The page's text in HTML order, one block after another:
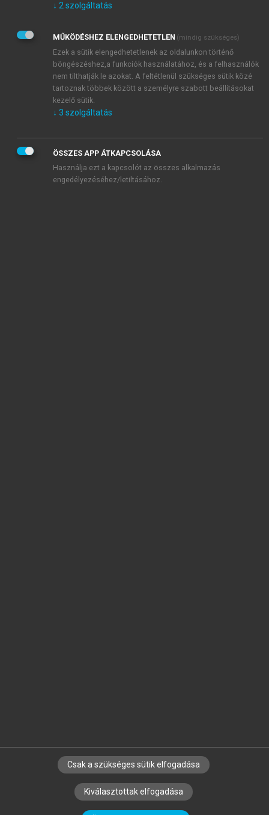
Kérek értesítést az Akadémiai Kiadó Zrt. újdonságairól,
Adatkezelési tájékoztatóbanfoglaltakat tudomásul
veszem és elfogadom.
Általános vásárlási feltételeket, valamint a szotar.netés a
mersz.huoldalak licencszerződéseiben foglaltakat
tudomásul veszem és elfogadom.
KIPRÓBÁLOM
SZERZŐKNEK CÉGEKNEK KÖNYVTÁROSOKNAK
SZERKESZTÉSI ÉS LEKTORÁLÁSI ALAPELVEK
↓ 2 szolgáltatás
MŰKÖDÉSHEZ ELENGEDHETETLEN (mindig szükséges)
Ezek a sütik elengedhetetlenek az oldalunkon történő
böngészéshez,a funkciók használatához, és a felhasználók
nem tilthatják le azokat. A feltétlenül szükséges sütik közé
tartoznak többek között a személyre szabott beállításokat
kezelő sütik.
↓ 3 szolgáltatás
ÖSSZES APP ÁTKAPCSOLÁSA
Használja ezt a kapcsolót az összes alkalmazás
engedélyezéséhez/letiltásához.
Csak a szükséges sütik elfogadása
Kiválasztottak elfogadása